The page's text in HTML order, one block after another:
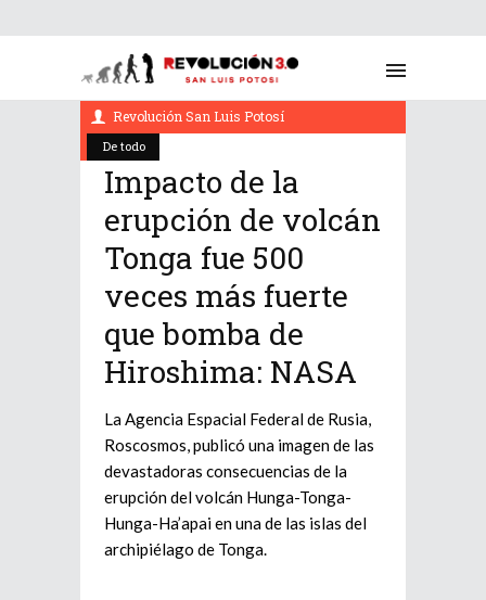
De todo
enero 23, 2022
Revolución San Luis Potosí
Impacto de la
erupción de volcán
Tonga fue 500
veces más fuerte
que bomba de
Hiroshima: NASA
La Agencia Espacial Federal de Rusia,
Roscosmos, publicó una imagen de las
devastadoras consecuencias de la
erupción del volcán Hunga-Tonga-
Hunga-Ha’apai en una de las islas del
archipiélago de Tonga.